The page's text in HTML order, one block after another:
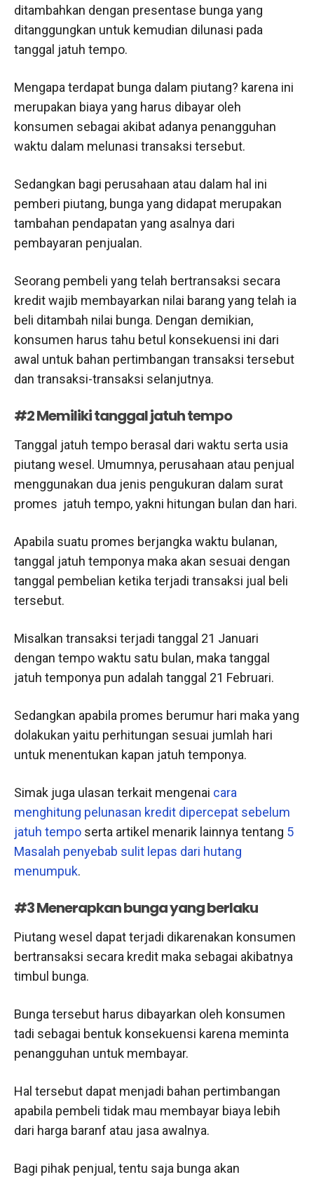
ditambahkan dengan presentase bunga yang
ditanggungkan untuk kemudian dilunasi pada
tanggal jatuh tempo.
Mengapa terdapat bunga dalam piutang? karena ini
merupakan biaya yang harus dibayar oleh
konsumen sebagai akibat adanya penangguhan
waktu dalam melunasi transaksi tersebut.
Sedangkan bagi perusahaan atau dalam hal ini
pemberi piutang, bunga yang didapat merupakan
tambahan pendapatan yang asalnya dari
pembayaran penjualan.
Seorang pembeli yang telah bertransaksi secara
kredit wajib membayarkan nilai barang yang telah ia
beli ditambah nilai bunga. Dengan demikian,
konsumen harus tahu betul konsekuensi ini dari
awal untuk bahan pertimbangan transaksi tersebut
dan transaksi-transaksi selanjutnya.
#2 Memiliki tanggal jatuh tempo
Tanggal jatuh tempo berasal dari waktu serta usia
piutang wesel. Umumnya, perusahaan atau penjual
menggunakan dua jenis pengukuran dalam surat
promes jatuh tempo, yakni hitungan bulan dan hari.
Apabila suatu promes berjangka waktu bulanan,
tanggal jatuh temponya maka akan sesuai dengan
tanggal pembelian ketika terjadi transaksi jual beli
tersebut.
Misalkan transaksi terjadi tanggal 21 Januari
dengan tempo waktu satu bulan, maka tanggal
jatuh temponya pun adalah tanggal 21 Februari.
Sedangkan apabila promes berumur hari maka yang
dolakukan yaitu perhitungan sesuai jumlah hari
untuk menentukan kapan jatuh temponya.
Simak juga ulasan terkait mengenai cara
menghitung pelunasan kredit dipercepat sebelum
jatuh tempo serta artikel menarik lainnya tentang 5
Masalah penyebab sulit lepas dari hutang
menumpuk.
#3 Menerapkan bunga yang berlaku
Piutang wesel dapat terjadi dikarenakan konsumen
bertransaksi secara kredit maka sebagai akibatnya
timbul bunga.
Bunga tersebut harus dibayarkan oleh konsumen
tadi sebagai bentuk konsekuensi karena meminta
penangguhan untuk membayar.
Hal tersebut dapat menjadi bahan pertimbangan
apabila pembeli tidak mau membayar biaya lebih
dari harga baranf atau jasa awalnya.
Bagi pihak penjual, tentu saja bunga akan